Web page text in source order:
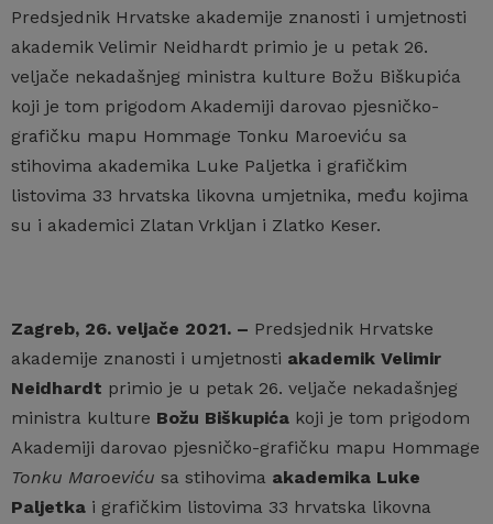
Predsjednik Hrvatske akademije znanosti i umjetnosti
akademik Velimir Neidhardt primio je u petak 26.
veljače nekadašnjeg ministra kulture Božu Biškupića
koji je tom prigodom Akademiji darovao pjesničko-
grafičku mapu Hommage Tonku Maroeviću sa
stihovima akademika Luke Paljetka i grafičkim
listovima 33 hrvatska likovna umjetnika, među kojima
su i akademici Zlatan Vrkljan i Zlatko Keser.
Zagreb, 26. veljače 2021. – Predsjednik Hrvatske
akademije znanosti i umjetnosti akademik Velimir
Neidhardt primio je u petak 26. veljače nekadašnjeg
ministra kulture Božu Biškupića koji je tom prigodom
Akademiji darovao pjesničko-grafičku mapu Hommage
Tonku Maroeviću sa stihovima akademika Luke
Paljetka i grafičkim listovima 33 hrvatska likovna